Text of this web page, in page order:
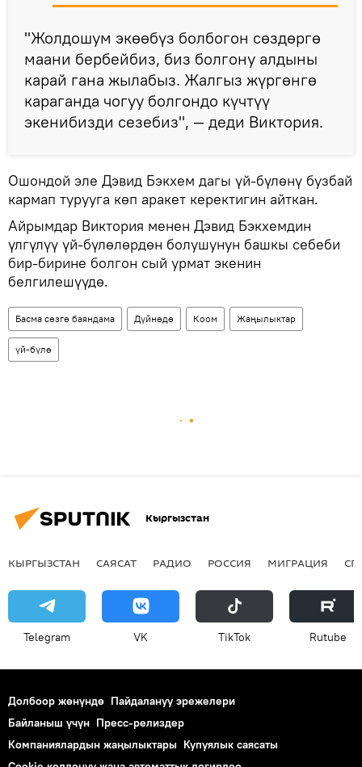
"Жолдошум экөөбүз болбогон сөздөргө
маани бербейбиз, биз болгону алдыны
карай гана жылабыз. Жалгыз жүргөнгө
караганда чогуу болгондо күчтүү
экенибизди сезебиз", — деди Виктория.
Ошондой эле Дэвид Бэкхем дагы үй-бүлөнү бузбай
кармап турууга көп аракет керектигин айткан.
Айрымдар Виктория менен Дэвид Бэкхемдин
үлгүлүү үй-бүлөлөрдөн болушунун башкы себеби
бир-бирине болгон сый урмат экенин
белгилешүүдө.
Басма сөзгө баяндама Дүйнөдө Коом Жаңылыктар
үй-бүлө
Кыргызстан
КЫРГЫЗСТАН САЯСАТ РАДИО РОССИЯ МИГРАЦИЯ
Telegram VK ТikТоk Rutube
Долбоор жөнүндө Пайдалануу эрежелери
Байланыш үчүн Пресс-релиздер
Компаниялардын жаңылыктары Купуялык саясаты